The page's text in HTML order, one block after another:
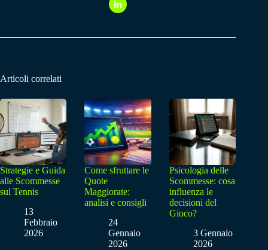
Articoli correlati
Strategie e Guida
alle Scommesse
sul Tennis
13
Febbraio
2026
Come sfruttare le
Quote
Maggiorate:
analisi e consigli
24
Gennaio
2026
Psicologia delle
Scommesse: cosa
influenza le
decisioni del
Gioco?
3 Gennaio
2026